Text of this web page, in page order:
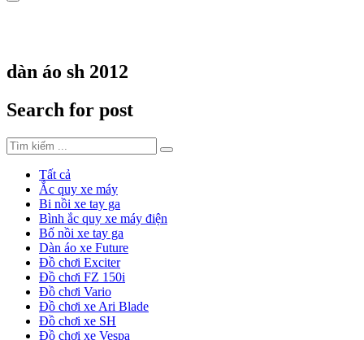
dàn áo sh 2012
Search for post
Tất cả
Ắc quy xe máy
Bi nồi xe tay ga
Bình ắc quy xe máy điện
Bố nồi xe tay ga
Dàn áo xe Future
Đồ chơi Exciter
Đồ chơi FZ 150i
Đồ chơi Vario
Đồ chơi xe Ari Blade
Đồ chơi xe SH
Đồ chơi xe Vespa